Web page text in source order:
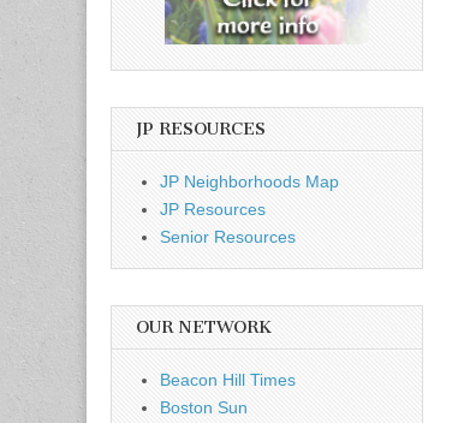
JP RESOURCES
JP Neighborhoods Map
JP Resources
Senior Resources
OUR NETWORK
Beacon Hill Times
Boston Sun